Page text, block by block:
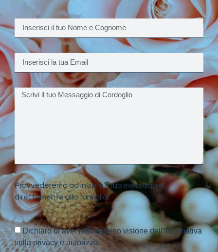
Provvederemo ad inviare il tuo messaggio
direttamente alla famiglia.
Dichiaro di aver letto e preso visione dell'informativa
sulla privacy e autorizzo.